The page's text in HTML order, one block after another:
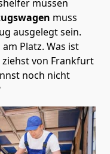
müssen
muss
ausgelegt sein.
Platz. Was ist
ziehst von Frankfurt
noch nicht